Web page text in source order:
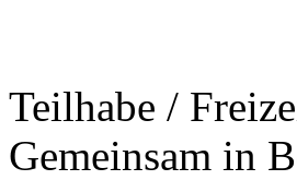
Teilhabe /
Gemeinsam in